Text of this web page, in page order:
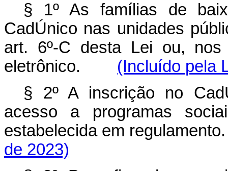
§ 1º As famílias de
CadÚnico nas unidades
art. 6º-C desta Lei ou,
eletrônico. (Incluído pela
§ 2º A inscrição no
acesso a programas
estabelecida em regulamento.
de 2023)